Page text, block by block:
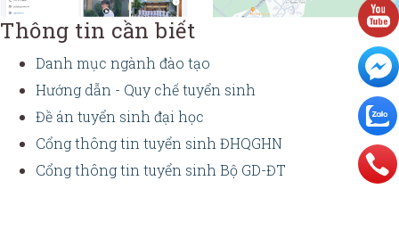
Thông tin cần biết
Danh mục ngành đào tạo
Hướng dẫn - Quy chế tuyển sinh
Đề án tuyển sinh đại học
Cổng thông tin tuyển sinh ĐHQGHN
Cổng thông tin tuyển sinh Bộ GD-ĐT